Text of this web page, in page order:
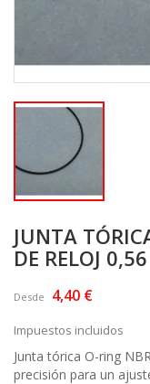
JUNTA
DE RELOJ
Desde 4,40 €
Impuestos incluidos
Junta tórica O-ring
precisión para un